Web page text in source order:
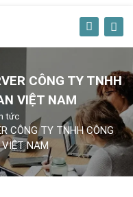
CÔNG TY TNHH
VIỆT NAM
tức
CÔNG TY TNHH CÔNG
NAM